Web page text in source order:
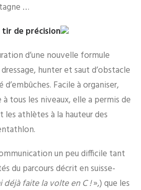
…
de précision
d’une nouvelle formule
hunter et saut d’obstacle
d’embûches. Facile à organiser,
tous les niveaux, elle a permis de
athlètes à la hauteur des
un peu difficile tant
du parcours décrit en suisse-
déjà faite la volte en C !»,) que les